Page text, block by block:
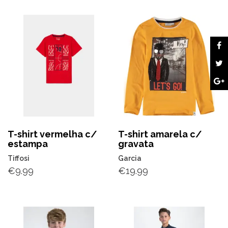
T-shirt vermelha c/
estampa
Tiffosi
€9.99
T-shirt amarela c/
gravata
Garcia
€19.99